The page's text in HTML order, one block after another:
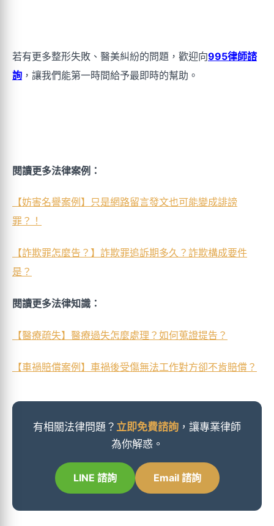
若有更多整形失敗、醫美糾紛的問題，歡迎向995律師諮
詢 ，讓我們能第一時間給予最即時的幫助。
閱讀更多法律案例：
【妨害名譽案例】只是網路留言發文也可能變成誹謗
罪？！
【詐欺罪怎麼告？】詐欺罪追訴期多久？詐欺構成要件
是？
閱讀更多法律知識：
【醫療疏失】醫療過失怎麼處理？如何蒐證提告？
【車禍賠償案例】車禍後受傷無法工作對方卻不肯賠償？
有相關法律問題？ 立即免費諮詢 ，讓專業律師
為你解惑。
LINE 諮詢 Email 諮詢